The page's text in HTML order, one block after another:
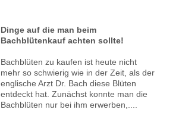
Dinge auf die man beim
Bachblütenkauf achten sollte!
Bachblüten zu kaufen ist heute nicht
mehr so schwierig wie in der Zeit, als der
englische Arzt Dr. Bach diese Blüten
entdeckt hat. Zunächst konnte man die
Bachblüten nur bei ihm erwerben,....